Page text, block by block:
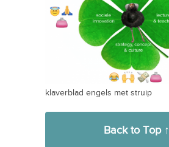
klaverblad engels met struip
Back to Top ↑